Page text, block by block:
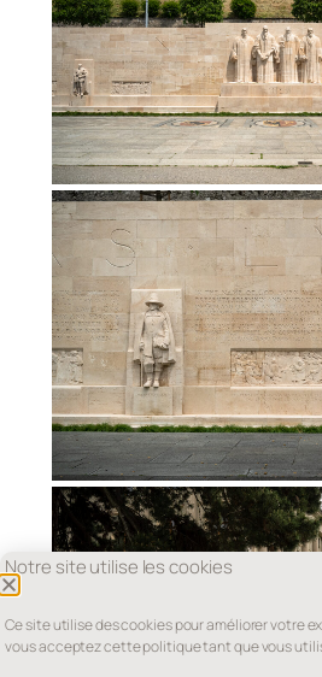
Notre site utilise les cookies
Ce site utilise des cookies pour améliorer votre
vous acceptez cette politique tant que vous